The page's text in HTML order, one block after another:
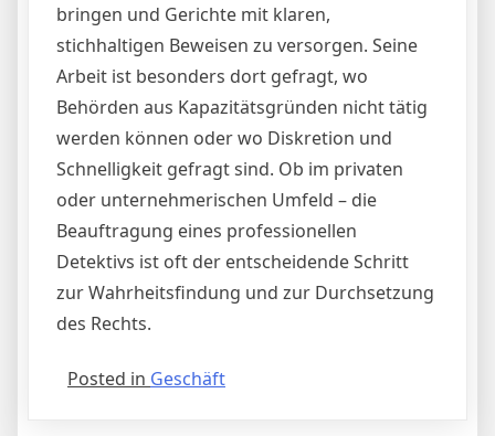
bringen und Gerichte mit klaren,
stichhaltigen Beweisen zu versorgen. Seine
Arbeit ist besonders dort gefragt, wo
Behörden aus Kapazitätsgründen nicht tätig
werden können oder wo Diskretion und
Schnelligkeit gefragt sind. Ob im privaten
oder unternehmerischen Umfeld – die
Beauftragung eines professionellen
Detektivs ist oft der entscheidende Schritt
zur Wahrheitsfindung und zur Durchsetzung
des Rechts.
Posted in Geschäft